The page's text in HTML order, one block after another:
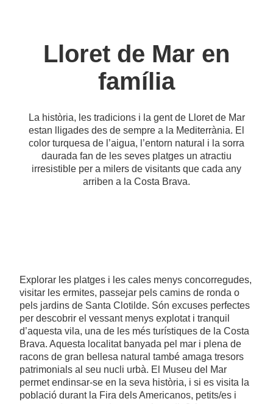
Lloret de Mar en
família
La història, les tradicions i la gent de Lloret de Mar
estan lligades des de sempre a la Mediterrània. El
color turquesa de l’aigua, l’entorn natural i la sorra
daurada fan de les seves platges un atractiu
irresistible per a milers de visitants que cada any
arriben a la Costa Brava.
Explorar les platges i les cales menys concorregudes,
visitar les ermites, passejar pels camins de ronda o
pels jardins de Santa Clotilde. Són excuses perfectes
per descobrir el vessant menys explotat i tranquil
d’aquesta vila, una de les més turístiques de la Costa
Brava. Aquesta localitat banyada pel mar i plena de
racons de gran bellesa natural també amaga tresors
patrimonials al seu nucli urbà. El Museu del Mar
permet endinsar-se en la seva història, i si es visita la
població durant la Fira dels Americanos, petits/es i